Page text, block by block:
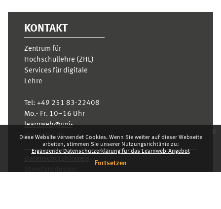
Diese Website verwendet Cookies. Wenn Sie weiter auf dieser Webseite
arbeiten, stimmen Sie unserer Nutzungsrichtlinie zu:
Ergänzende Datenschutzerklärung für das Learnweb-Angebot
Fortsetzen
x
KONTAKT
Zentrum für
Hochschullehre (ZHL)
Services für digitale
Lehre
Tel: +49 251 83-22408
Mo.- Fr. 10–16 Uhr
learnweb@uni-
muenster.de